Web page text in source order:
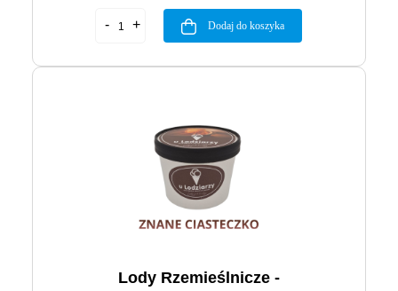
Dodaj do koszyka
Lody Rzemieślnicze -